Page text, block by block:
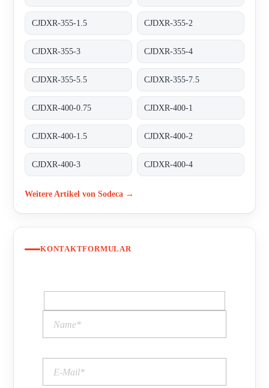
CJDXR-355-1.5 CJDXR-355-2
CJDXR-355-3 CJDXR-355-4
CJDXR-355-5.5 CJDXR-355-7.5
CJDXR-400-0.75 CJDXR-400-1
CJDXR-400-1.5 CJDXR-400-2
CJDXR-400-3 CJDXR-400-4
Weitere Artikel von Sodeca →
KONTAKTFORMULAR